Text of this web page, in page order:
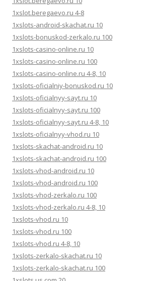
1xslot.beregaevo.ru 4-8
1xslots-android-skachat.ru 10
1xslots-bonuskod-zerkalo.ru 100
1xslots-casino-online.ru 10
1xslots-casino-online.ru 100
1xslots-casino-online.ru 4-8, 10
1xslots-oficialniy-bonuskod.ru 10
1xslots-oficialnyy-sayt.ru 10
1xslots-oficialnyy-sayt.ru 100
1xslots-oficialnyy-sayt.ru 4-8, 10
1xslots-oficialnyy-vhod.ru 10
1xslots-skachat-android.ru 10
1xslots-skachat-android.ru 100
1xslots-vhod-android.ru 10
1xslots-vhod-android.ru 100
1xslots-vhod-zerkalo.ru 100
1xslots-vhod-zerkalo.ru 4-8, 10
1xslots-vhod.ru 10
1xslots-vhod.ru 100
1xslots-vhod.ru 4-8, 10
1xslots-zerkalo-skachat.ru 10
1xslots-zerkalo-skachat.ru 100